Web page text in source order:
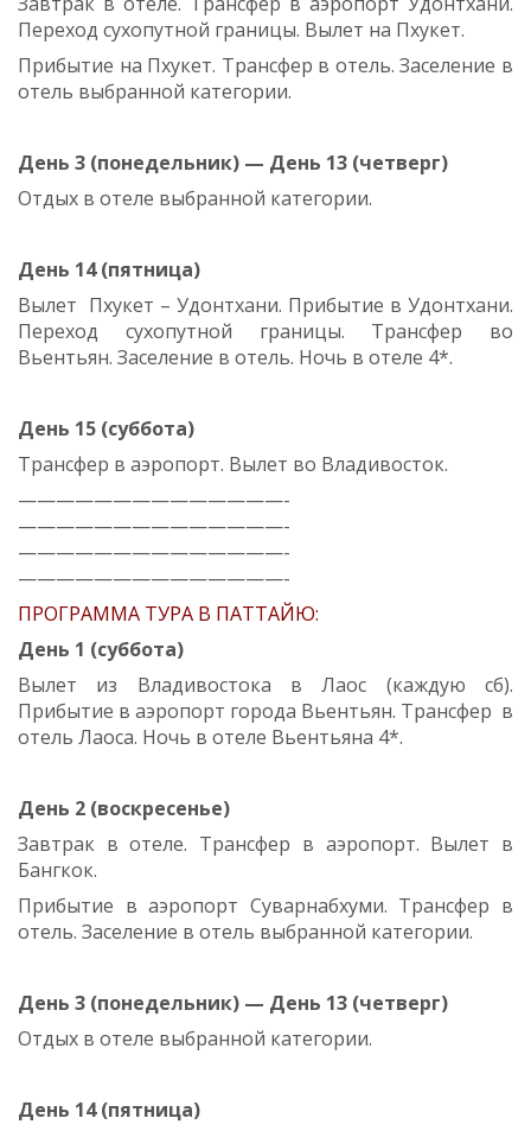
Переход сухопутной границы. Вылет на Пхукет.
Прибытие на Пхукет. Трансфер в отель. Заселение в
отель выбранной категории.
День 3 (понедельник) — День 13 (четверг)
Отдых в отеле выбранной категории.
День 14 (пятница)
Вылет Пхукет – Удонтхани. Прибытие в Удонтхани.
Переход сухопутной границы. Трансфер во
Вьентьян. Заселение в отель. Ночь в отеле 4*.
День 15 (суббота)
Трансфер в аэропорт. Вылет во Владивосток.
——————————————-
——————————————-
——————————————-
——————————————-
ПРОГРАММА ТУРА В ПАТТАЙЮ:
День 1 (суббота)
Вылет из Владивостока в Лаос (каждую сб).
Прибытие в аэропорт города Вьентьян. Трансфер в
отель Лаоса. Ночь в отеле Вьентьяна 4*.
День 2 (воскресенье)
Завтрак в отеле. Трансфер в аэропорт. Вылет в
Бангкок.
Прибытие в аэропорт Суварнабхуми. Трансфер в
отель. Заселение в отель выбранной категории.
День 3 (понедельник) — День 13 (четверг)
Отдых в отеле выбранной категории.
День 14 (пятница)